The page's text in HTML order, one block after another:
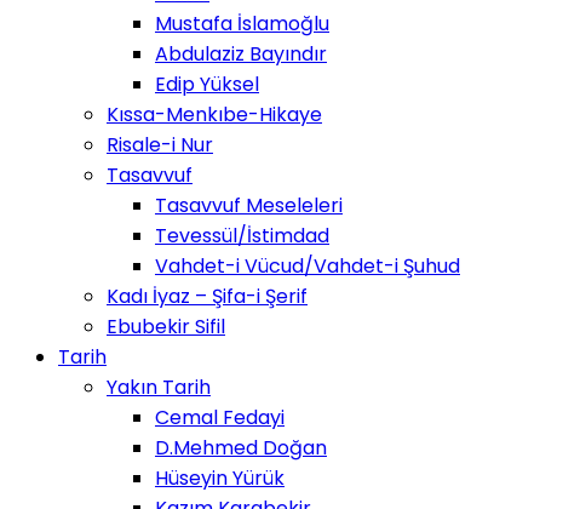
Mustafa İslamoğlu
Abdulaziz Bayındır
Edip Yüksel
Kıssa-Menkıbe-Hikaye
Risale-i Nur
Tasavvuf
Tasavvuf Meseleleri
Tevessül/İstimdad
Vahdet-i Vücud/Vahdet-i Şuhud
Kadı İyaz – Şifa-i Şerif
Ebubekir Sifil
Tarih
Yakın Tarih
Cemal Fedayi
D.Mehmed Doğan
Hüseyin Yürük